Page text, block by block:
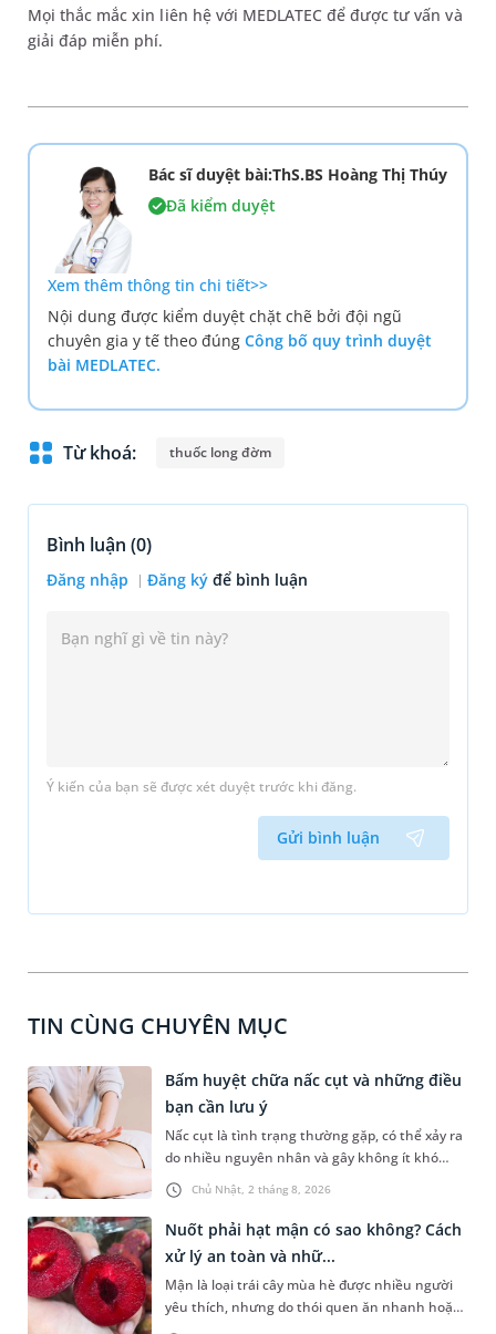
Mọi thắc mắc xin liên hệ với MEDLATEC để được tư vấn và
giải đáp miễn phí.
Bác sĩ duyệt bài:ThS.BS Hoàng Thị Thúy
Đã kiểm duyệt
Xem thêm thông tin chi tiết>>
Nội dung được kiểm duyệt chặt chẽ bởi đội ngũ
chuyên gia y tế theo đúng Công bố quy trình duyệt
bài MEDLATEC.
Từ khoá: thuốc long đờm
Bình luận (0)
Đăng nhập Đăng ký để bình luận
Ý kiến của bạn sẽ được xét duyệt trước khi đăng.
Gửi bình luận
TIN CÙNG CHUYÊN MỤC
Chủ Nhật, 2 tháng 8, 2026
Bấm huyệt chữa nấc cụt và những điều
bạn cần lưu ý
Nấc cụt là tình trạng thường gặp, có thể xảy ra
do nhiều nguyên nhân và gây không ít khó
chịu. Bấm huyệt chữa nấc cụt là một trong
những phương pháp được nhiều người tìm
hiểu để hỗ trợ tình trạng này. Mời bạn cùng
tìm hiểu sâu hơn về phương pháp chữa nấc cụt
này trong bài viết dưới đây.
Nuốt phải hạt mận có sao không? Cách
xử lý an toàn và nhữ...
Mận là loại trái cây mùa hè được nhiều người
yêu thích, nhưng do thói quen ăn nhanh hoặc
sơ suất, không ít người đã vô tình nuốt phải